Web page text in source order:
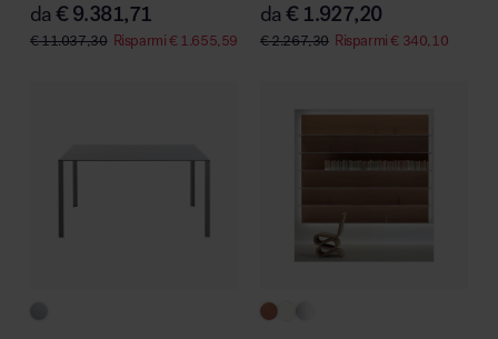
da€ 9.381,71
€11.037,30 Risparmi €1.655,59
da€ 1.927,20
€2.267,30 Risparmi€ 340,10